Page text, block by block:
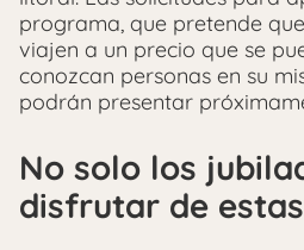
programa, que pretende que
viajen a un precio que se
conozcan personas en su
podrán presentar
No solo los
disfrutar de